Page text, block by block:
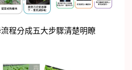
程分成五大步驟清楚明瞭